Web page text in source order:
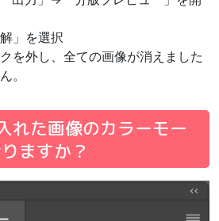
」を選択
を外し、全ての画像が消えました
。
れた画像のカラーモー
ますか？